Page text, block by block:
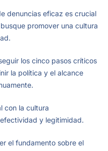
denuncias eficaz es crucial
promover una cultura
los cinco pasos críticos
la política y el alcance
con la cultura
y legitimidad.
el fundamento sobre el